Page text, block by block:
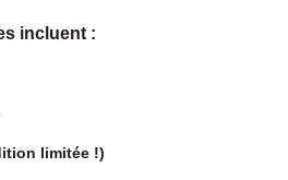
incluent :
limitée !)